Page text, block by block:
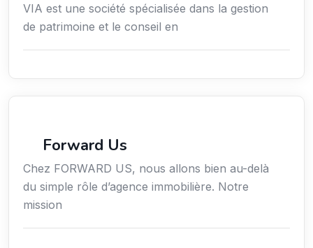
VIA est une société spécialisée dans la gestion
de patrimoine et le conseil en
Forward Us
Chez FORWARD US, nous allons bien au-delà
du simple rôle d’agence immobilière. Notre
mission